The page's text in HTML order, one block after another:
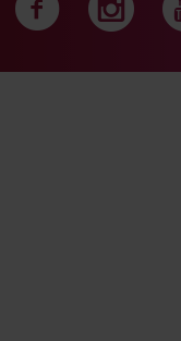
Följ oss
Följ